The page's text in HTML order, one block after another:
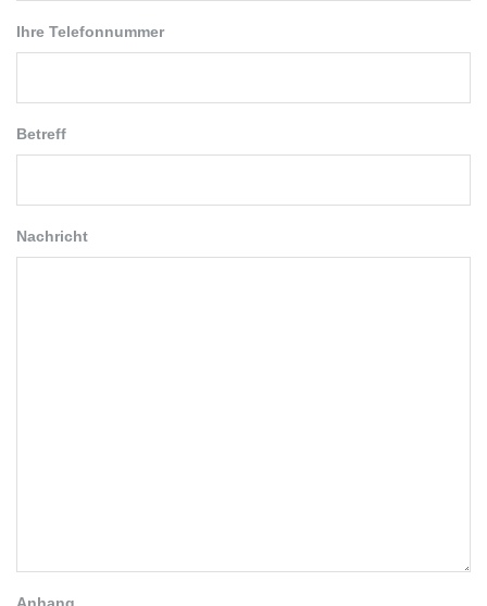
Ihre Telefonnummer
Betreff
Nachricht